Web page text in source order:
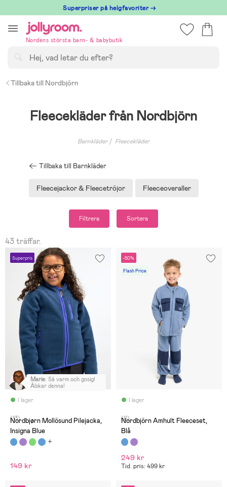
till
innehållet
Superpriser på helgfavoriter →
Nordens största barn- & babybutik
Tillbaka till Nordbjörn
Fleecekläder från Nordbjörn
Barnkläder Fleecekläder
Tillbaka till Barnkläder
Fleecejackor & Fleecetröjor Fleeceoveraller
Filtrera Sortera
43 träffar.
Superpris
I lager
Marie: Så varm och gosig!
Älskar denna!
(13)
Nordbjørn Mollösund Pilejacka,
Insigna Blue
149 kr
-50%
Flash Price
I lager
(0)
Nordbjörn Amhult Fleeceset,
Blå
249 kr
Tid. pris: 499 kr